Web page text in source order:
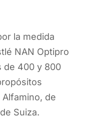
la medida
NAN Optipro
de 400 y 800
de
Suiza.